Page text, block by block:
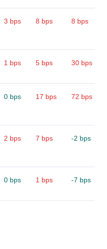
3 bps 8 bps 8 bps
1 bps 5 bps 30 bps
0 bps 17 bps 72 bps
2 bps 7 bps -2 bps
0 bps 1 bps -7 bps